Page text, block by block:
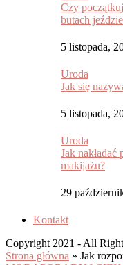
Czy
butach
5 listopada,
Uroda
Jak się
5 listopada,
Uroda
Jak nakładać
makijażu?
29
Kontakt
Copyright 2021 - All
Strona główna » Jak